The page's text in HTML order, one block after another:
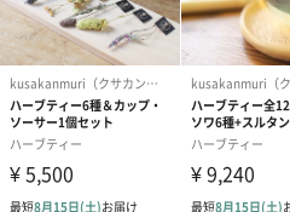
ーが気になるコトやモノを紹介す
ク「スルタン ソリマン ハーブティ
た。
自分への贈り物・大切な方へ♡